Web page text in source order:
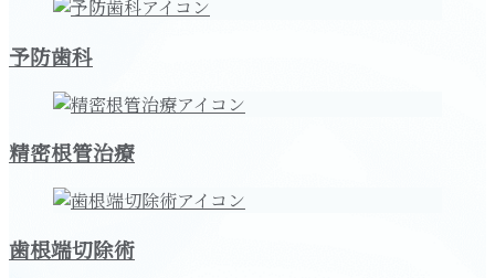
予防歯科
精密根管治療
歯根端切除術